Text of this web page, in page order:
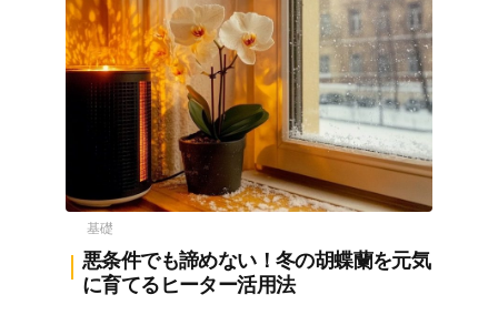
基礎
悪条件でも諦めない！冬の胡蝶蘭を元気
に育てるヒーター活用法